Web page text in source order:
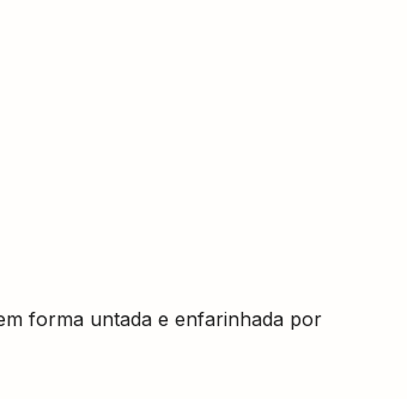
forma untada e enfarinhada por